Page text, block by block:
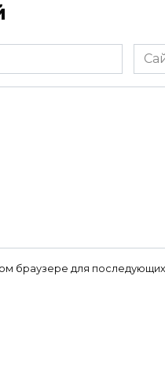
Сайт
браузере для